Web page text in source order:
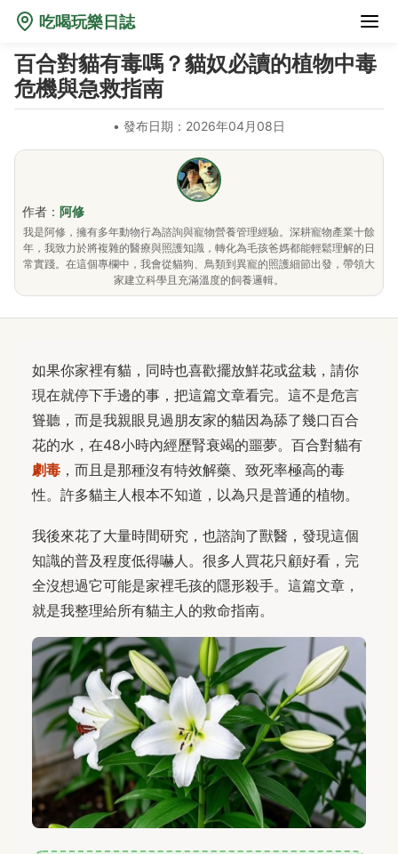
吃喝玩樂日誌
百合對貓有毒嗎？貓奴必讀的植物中毒
危機與急救指南
• 發布日期：2026年04月08日
作者： 阿修
我是阿修，擁有多年動物行為諮詢與寵物營養管理經驗。深耕寵物產業十餘
年，我致力於將複雜的醫療與照護知識，轉化為毛孩爸媽都能輕鬆理解的日
常實踐。在這個專欄中，我會從貓狗、鳥類到異寵的照護細節出發，帶領大
家建立科學且充滿溫度的飼養邏輯。
如果你家裡有貓，同時也喜歡擺放鮮花或盆栽，請你
現在就停下手邊的事，把這篇文章看完。這不是危言
聳聽，而是我親眼見過朋友家的貓因為舔了幾口百合
花的水，在48小時內經歷腎衰竭的噩夢。百合對貓有
劇毒 ，而且是那種沒有特效解藥、致死率極高的毒
性。許多貓主人根本不知道，以為只是普通的植物。
我後來花了大量時間研究，也諮詢了獸醫，發現這個
知識的普及程度低得嚇人。很多人買花只顧好看，完
全沒想過它可能是家裡毛孩的隱形殺手。這篇文章，
就是我整理給所有貓主人的救命指南。